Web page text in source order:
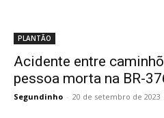
PLANTÃO
Acidente entre
pessoa morta na BR-
Segundinho - 20 de setembro de 2023